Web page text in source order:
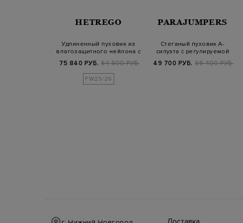
HETREGO
Удлиненный пуховик из
влагозащитного нейлона с
75 840 РУБ. 94 800 РУБ.
FW25/26
PARAJUMPERS
Стеганый пуховик A-
силуэта с регулируемой
49 700 РУБ. 99 400 РУБ.